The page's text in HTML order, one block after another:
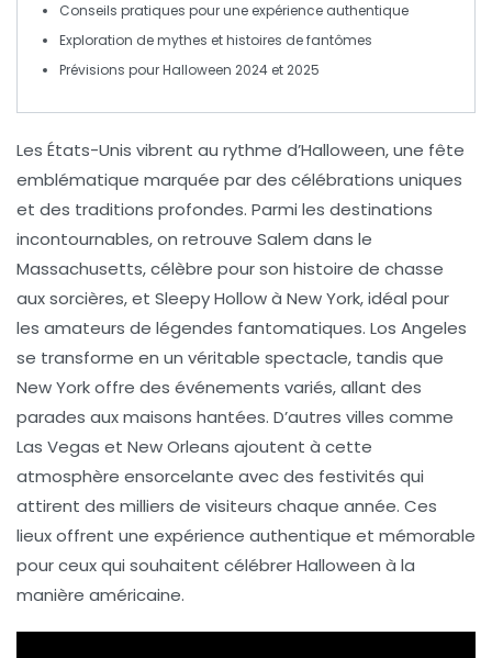
Conseils pratiques pour une expérience authentique
Exploration de mythes ethistoires de fantômes
Prévisions pour Halloween 2024 et 2025
Les États-Unis vibrent au rythme d’Halloween, une fête
emblématique marquée par des célébrations uniques
et des traditions profondes. Parmi les destinations
incontournables, on retrouve Salem dans le
Massachusetts, célèbre pour son histoire de chasse
aux sorcières, et Sleepy Hollowà New York, idéal pour
les amateurs de légendes fantomatiques. Los Angeles
se transforme en un véritable spectacle, tandis que
New Yorkoffre des événements variés, allant des
parades aux maisons hantées. D’autres villes comme
Las Vegas et New Orleans ajoutent à cette
atmosphère ensorcelante avec des festivités qui
attirent des milliers de visiteurs chaque année. Ces
lieux offrent une expérience authentique et mémorable
pour ceux qui souhaitent célébrerHalloween à la
manière américaine.